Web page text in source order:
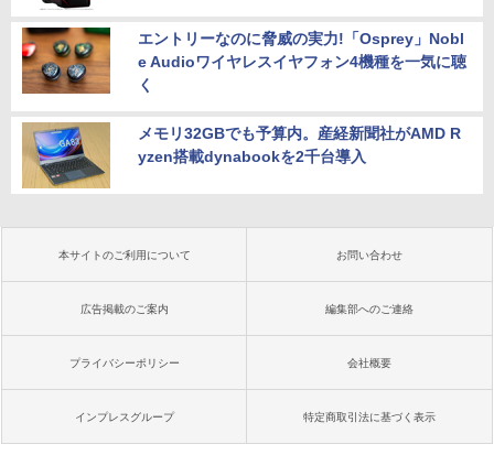
エントリーなのに脅威の実力!「Osprey」Nobl
e Audioワイヤレスイヤフォン4機種を一気に聴
く
メモリ32GBでも予算内。産経新聞社がAMD R
yzen搭載dynabookを2千台導入
本サイトのご利用について お問い合わせ
広告掲載のご案内 編集部へのご連絡
プライバシーポリシー 会社概要
インプレスグループ 特定商取引法に基づく表示